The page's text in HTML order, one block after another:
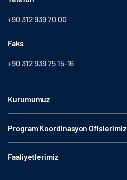
+90 312 939 70 00
Faks
+90 312 939 75 15-16
Kurumumuz
Program Koordinasyon Ofislerimiz
Faaliyetlerimiz